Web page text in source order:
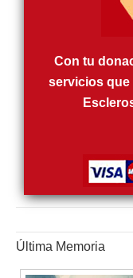
Con tu
servicios que
Última Memoria